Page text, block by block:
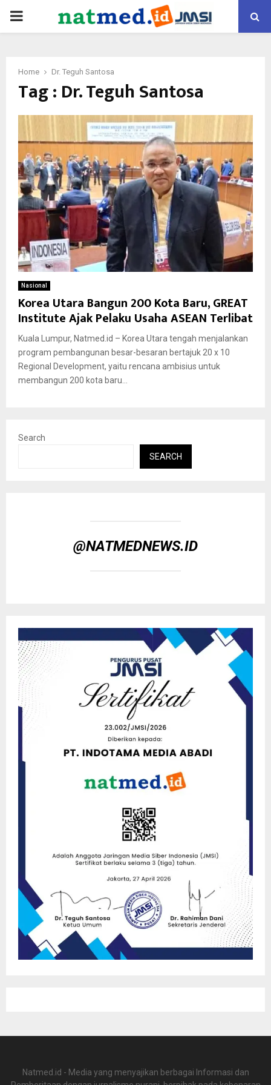
PRIMARY
Home Dr. Teguh Santosa
Tag : Dr. Teguh Santosa
Nasional
Korea Utara Bangun 200 Kota Baru, GREAT
Institute Ajak Pelaku Usaha ASEAN Terlibat
Kuala Lumpur, Natmed.id – Korea Utara tengah menjalankan
program pembangunan besar-besaran bertajuk 20 x 10
Regional Development, yaitu rencana ambisius untuk
membangun 200 kota baru...
Search
SEARCH
@NATMEDNEWS.ID
Natmed.id - Media yang menyajikan berbagai Informasi dan